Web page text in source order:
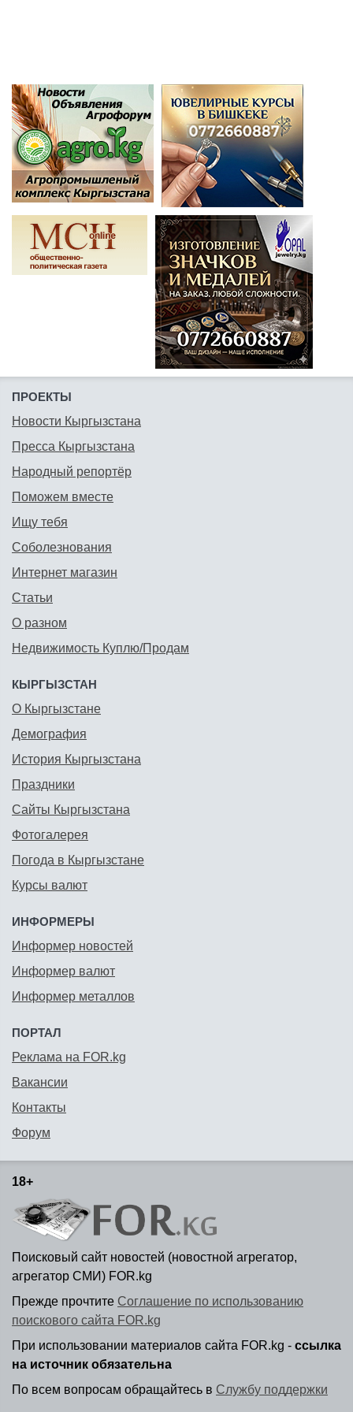
ПРОЕКТЫ
Новости Кыргызстана
Пресса Кыргызстана
Народный репортёр
Поможем вместе
Ищу тебя
Соболезнования
Интернет магазин
Статьи
О разном
Недвижимость Куплю/Продам
КЫРГЫЗСТАН
О Кыргызстане
Демография
История Кыргызстана
Праздники
Сайты Кыргызстана
Фотогалерея
Погода в Кыргызстане
Курсы валют
ИНФОРМЕРЫ
Информер новостей
Информер валют
Информер металлов
ПОРТАЛ
Реклама на FOR.kg
Вакансии
Контакты
Форум
18+
Поисковый сайт новостей (новостной агрегатор,
агрегатор СМИ) FOR.kg
Прежде прочтите Соглашение по использованию
поискового сайта FOR.kg
При использовании материалов сайта FOR.kg - ссылка
на источник обязательна
По всем вопросам обращайтесь в Службу поддержки